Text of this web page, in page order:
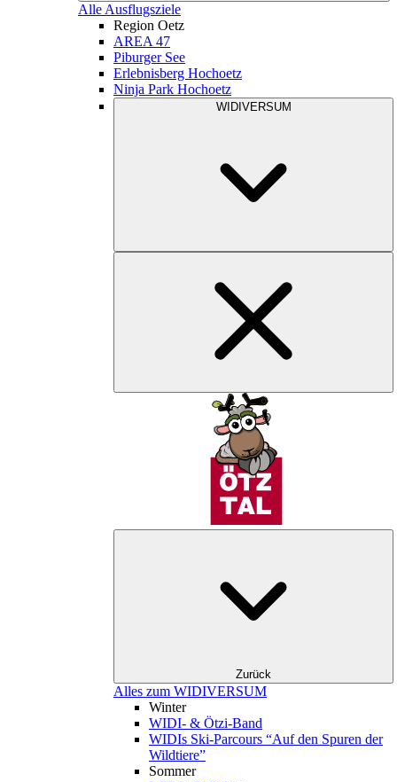
Alle Ausflugsziele
Region Oetz
AREA 47
Piburger See
Erlebnisberg Hochoetz
Ninja Park Hochoetz
WIDIVERSUM
Zurück
Alles zum WIDIVERSUM
Winter
WIDI- & Ötzi-Band
WIDIs Ski-Parcours “Auf den Spuren der
Wildtiere”
Sommer